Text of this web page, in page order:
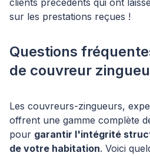
clients précédents qui ont
sur les prestations reçues !
Questions
de couvreur
Les couvreurs-zingueurs,
offrent une gamme complète
pour garantir l'intégrité
de votre habitation. Voici